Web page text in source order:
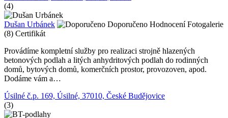
(4)
Dušan Urbánek Doporučeno Hodnocení Fotogalerie
(8) Certifikát
Provádíme kompletní služby pro realizaci strojně hlazených
betonových podlah a litých anhydritových podlah do rodinných
domů, bytových domů, komerčních prostor, provozoven, apod.
Dodáme vám a…
Úsilné č.p. 169, Úsilné, 37010, České Budějovice
(3)